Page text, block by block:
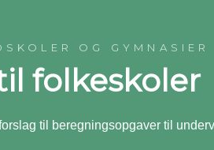
OG GYMNASIER
folkeskoler
til beregningsopgaver til